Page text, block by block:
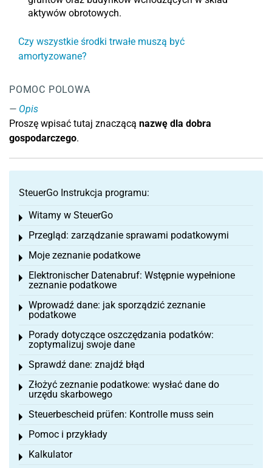
aktywów obrotowych.
Czy wszystkie środki trwałe muszą być
amortyzowane?
POMOC POLOWA
Opis
Proszę wpisać tutaj znaczącą nazwę dla dobra
gospodarczego.
SteuerGo Instrukcja programu:
Witamy w SteuerGo
Toggle menu
Przegląd: zarządzanie sprawami podatkowymi
Toggle menu
Moje zeznanie podatkowe
Toggle menu
Elektronischer Datenabruf: Wstępnie wypełnione
zeznanie podatkowe
Toggle menu
Wprowadź dane: jak sporządzić zeznanie
podatkowe
Toggle menu
Porady dotyczące oszczędzania podatków:
zoptymalizuj swoje dane
Toggle menu
Sprawdź dane: znajdź błąd
Toggle menu
Złożyć zeznanie podatkowe: wysłać dane do
urzędu skarbowego
Toggle menu
Steuerbescheid prüfen: Kontrolle muss sein
Toggle menu
Pomoc i przykłady
Toggle menu
Kalkulator
Toggle menu